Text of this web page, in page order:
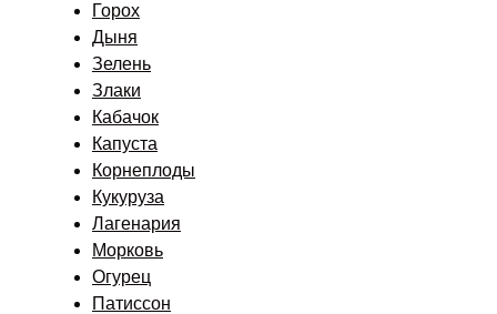
Горох
Дыня
Зелень
Злаки
Кабачок
Капуста
Корнеплоды
Кукуруза
Лагенария
Морковь
Огурец
Патиссон